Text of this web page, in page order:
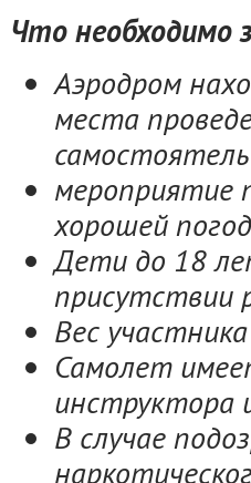
Что необходимо
Аэродром
места
мероприятие
хорошей
Дети до 18
присутствии
Вес
Самолет
инструктора
В случае